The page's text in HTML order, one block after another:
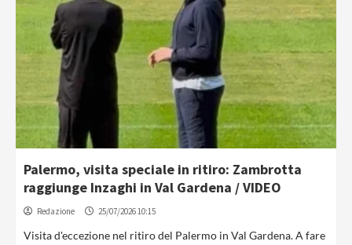
Palermo, visita speciale in ritiro: Zambrotta
raggiunge Inzaghi in Val Gardena / VIDEO
Redazione 25/07/2026 10:15
Visita d'eccezione nel ritiro del Palermo in Val Gardena. A fare